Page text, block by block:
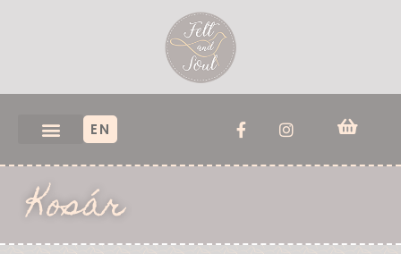
EN
Kosár